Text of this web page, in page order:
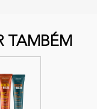
TAMBÉM